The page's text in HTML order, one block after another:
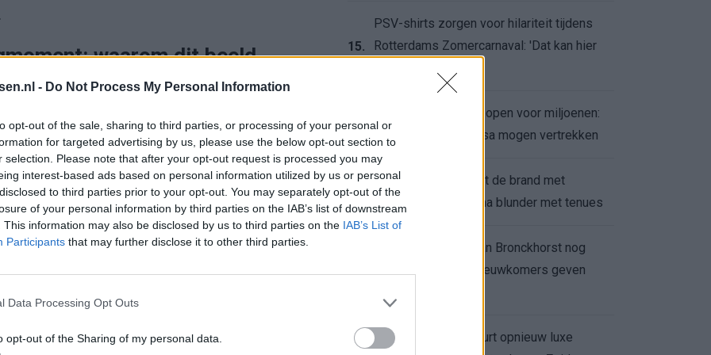
- Do Not Process My Personal Information
opt-out of the sale, sharing to third parties, or processing of your personal or
for targeted advertising by us, please use the below opt-out section to
selection. Please note that after your opt-out request is processed you may
interest-based ads based on personal information utilized by us or personal
to third parties prior to your opt-out. You may separately opt-out of the
of your personal information by third parties on the IAB’s list of downstream
This information may also be disclosed by us to third parties on the IAB’s List of
Participants that may further disclose it to other third parties.
Data Processing Opt Outs
opt-out of the Sharing of my personal data.
waarom dit beeld
heeft”. Dat hebben topclubs altijd. Het
laat hem in beeld komen, de commentator benoemt
de markt werkt: signalen zijn soms net zo
die keuze zit, blijft gissen. Het kan zijn dat PSV één
twee profielen wil vergelijken binnen één
zijn, omdat je als technisch directeur toch al veel
Als je richting een derde titel op rij gaat, voelt elk
met een helder verhaal: sportief uitzicht,
15.
PSV-shirts zorgen voor hilariteit tijdens
Rotterdams Zomercarnaval: 'Dat kan hier
16.
Feyenoord zet deur open voor miljoenen:
Ueda en Hadj Moussa mogen vertrekken
17.
Ajax helpt Burnley uit de brand met
afgeknipte sokken na blunder met tenues
Feyenoord onder Van Bronckhorst nog
altijd ongeslagen: nieuwkomers geven
19.
Hakim Ziyech verhuurt opnieuw luxe